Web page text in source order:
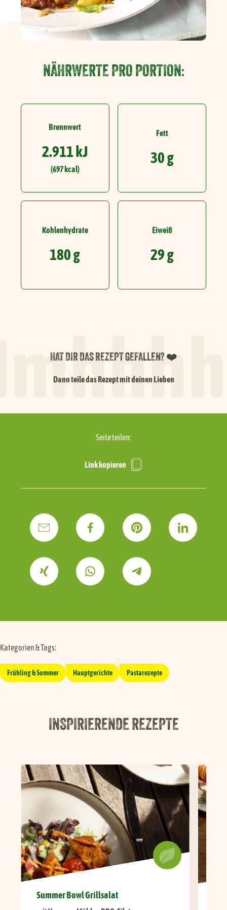
NÄHRWERTE PRO PORTION:
Brennwert
2.911 kJ
(697 kcal)
Fett
30 g
Kohlenhydrate
180 g
Eiweiß
29 g
HAT DIR DAS REZEPT GEFALLEN? ❤️
Dann teile das Rezept mit deinen Lieben
Seite teilen:
Link kopieren
Kategorien & Tags:
Frühling & Sommer Hauptgerichte Pastarezepte
INSPIRIERENDE REZEPTE
Summer Bowl Grillsalat